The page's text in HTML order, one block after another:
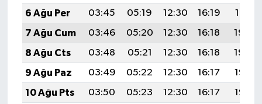
6 Ağu Per
03:45 05:19 12:30 16:19
19:31
7 Ağu Cum
03:46 05:20 12:30 16:18
19:30
8 Ağu Cts
03:48 05:21 12:30 16:18
19:29
9 Ağu Paz
03:49 05:22 12:30 16:17
19:28
10 Ağu Pts
03:50 05:23 12:30 16:17
19:26